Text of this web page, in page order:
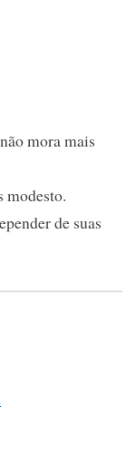
mora mais
modesto.
de suas